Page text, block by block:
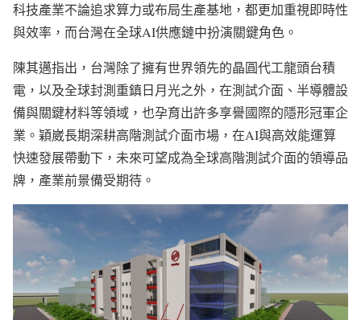
科技產業不論追求算力或布局生產基地，都更加重視即時性
與效率，而台灣在全球AI供應鏈中扮演關鍵角色。
陳其邁指出，台灣除了擁有世界領先的晶圓代工龍頭台積
電，以及全球封測重鎮日月光之外，在測試介面、半導體設
備與關鍵材料等領域，也孕育出許多享譽國際的隱形冠軍企
業。穎崴長期深耕高階測試介面市場，在AI與高效能運算
快速發展帶動下，未來可望成為全球高階測試介面的領導品
牌，產業前景備受期待。